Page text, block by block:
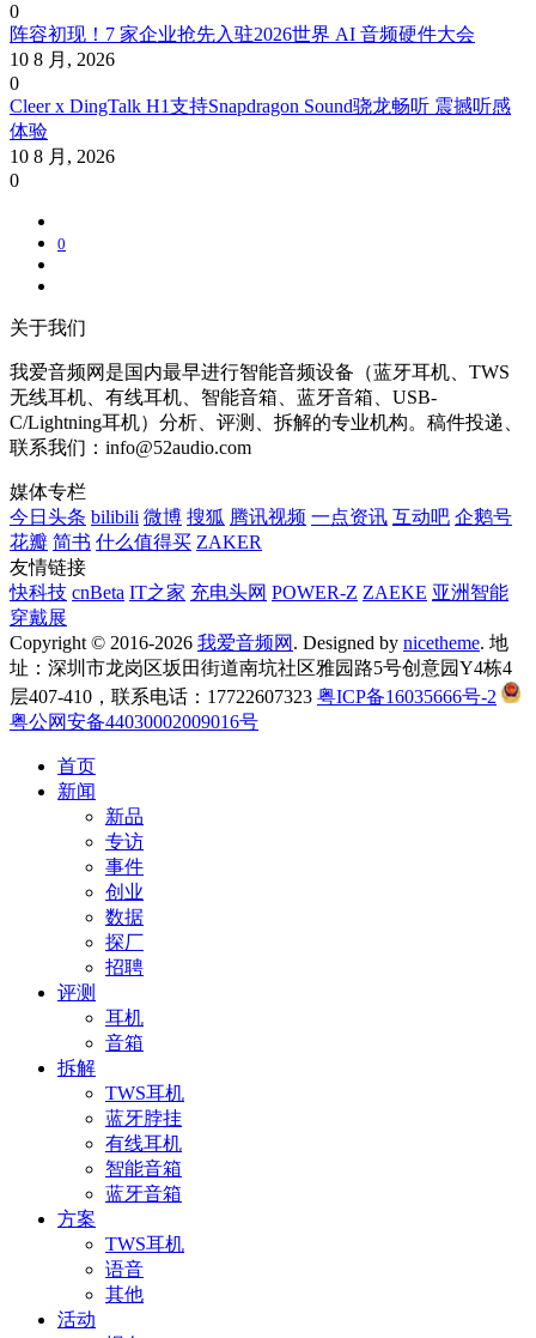
0
阵容初现！7 家企业抢先入驻2026世界 AI 音频硬件大会
10 8 月, 2026
0
Cleer x DingTalk H1支持Snapdragon Sound骁龙畅听 震撼听感
体验
10 8 月, 2026
0
0
关于我们
我爱音频网是国内最早进行智能音频设备（蓝牙耳机、TWS
无线耳机、有线耳机、智能音箱、蓝牙音箱、USB-
C/Lightning耳机）分析、评测、拆解的专业机构。稿件投递、
联系我们：info@52audio.com
媒体专栏
今日头条 bilibili 微博 搜狐 腾讯视频 一点资讯 互动吧 企鹅号
花瓣 简书 什么值得买 ZAKER
友情链接
快科技 cnBeta IT之家 充电头网 POWER-Z ZAEKE 亚洲智能
穿戴展
Copyright © 2016-2026 我爱音频网 . Designed by nicetheme. 地
址：深圳市龙岗区坂田街道南坑社区雅园路5号创意园Y4栋4
层407-410，联系电话：17722607323 粤ICP备16035666号-2
粤公网安备44030002009016号
首页
新闻
新品
专访
事件
创业
数据
探厂
招聘
评测
耳机
音箱
拆解
TWS耳机
蓝牙脖挂
有线耳机
智能音箱
蓝牙音箱
方案
TWS耳机
语音
其他
活动